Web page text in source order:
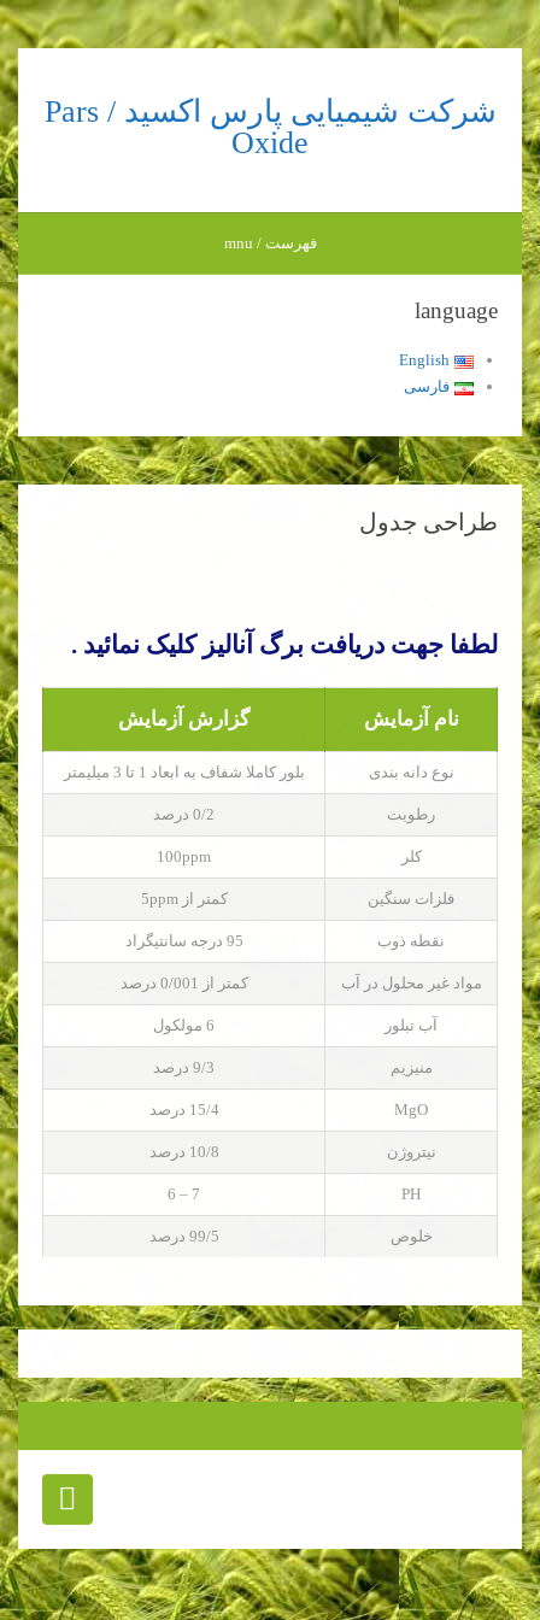
شرکت شیمیایی پارس اکسید / Pars
Oxide
فهرست / mnu
language
English
فارسی
طراحی جدول
لطفا جهت دریافت برگ آنالیز کلیک نمائید .
نام آزمایش گزارش آزمایش
نوع دانه بندی بلور کاملا شفاف به ابعاد 1 تا 3 میلیمتر
رطوبت 0/2 درصد
کلر 100ppm
فلزات سنگین کمتر از 5ppm
نقطه ذوب 95 درجه سانتیگراد
مواد غیر محلول در آب کمتر از 0/001 درصد
آب تبلور 6 مولکول
منیزیم 9/3 درصد
MgO 15/4 درصد
نیتروژن 10/8 درصد
PH
7 – 6
خلوص 99/5 درصد